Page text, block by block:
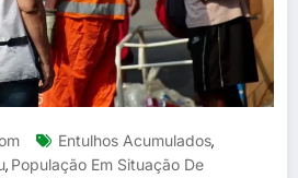
Entulhos Acumulados,
, População Em Situação De